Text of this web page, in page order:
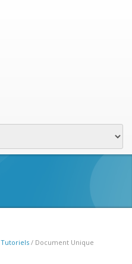
Tutoriels/ Document Unique